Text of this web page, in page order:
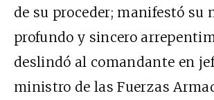
de su proceder; manifestó su
profundo y sincero
deslindó al comandante en
ministro de las Fuerzas